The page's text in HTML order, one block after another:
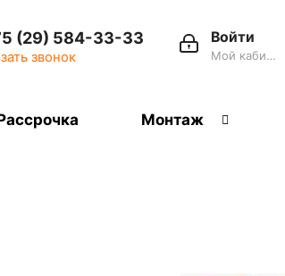
Войти
Мой кабинет
(29) 584-33-33
звонок
Монтаж